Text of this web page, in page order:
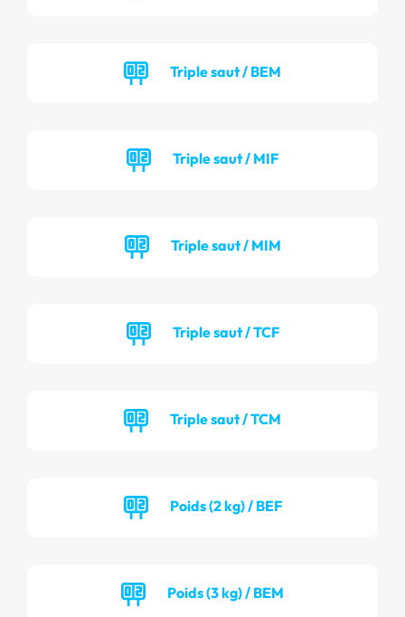
Triple saut / BEM
Triple saut / MIF
Triple saut / MIM
Triple saut / TCF
Triple saut / TCM
Poids (2 kg) / BEF
Poids (3 kg) / BEM